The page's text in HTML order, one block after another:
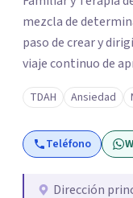
mezcla de
paso de crear y
viaje continuo de
moldeado por
que han reafirmado
familias y
guiándolos hacia
TDAH Ansiedad
Teléfono
Dirección